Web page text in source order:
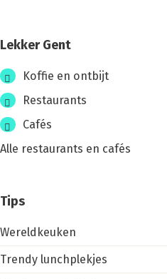
Eten
&
Drin­
ken
Lekker Gent
Koffie en ontbijt
Restaurants
Cafés
Alle restaurants en cafés
Tips
Wereldkeuken
Trendy lunchplekjes